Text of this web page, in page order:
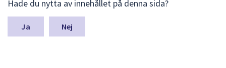
ä
m
a
Hade du nytta av innehållet på denna sida?
Nej